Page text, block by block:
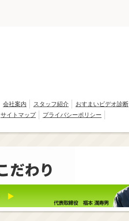
会社案内 スタッフ紹介
おすまいビデオ診断
サイトマップ プライバシーポリシー